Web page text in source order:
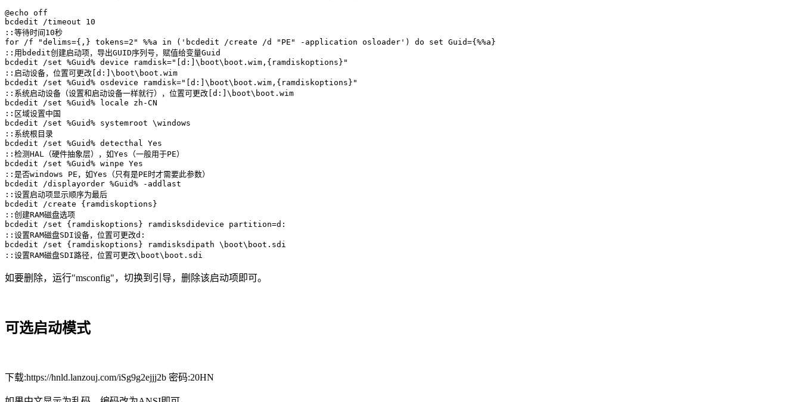
@echo off
bcdedit /timeout 10
::等待时间10秒
for /f "delims={,} tokens=2" %%a in ('bcdedit /create /d "PE" -application osloader') do set Guid={%%a}
::用bdedit创建启动项，导出GUID序列号，赋值给变量Guid
bcdedit /set %Guid% device ramdisk="[d:]\boot\boot.wim,{ramdiskoptions}"
::启动设备，位置可更改[d:]\boot\boot.wim
bcdedit /set %Guid% osdevice ramdisk="[d:]\boot\boot.wim,{ramdiskoptions}"
::系统启动设备（设置和启动设备一样就行），位置可更改[d:]\boot\boot.wim
bcdedit /set %Guid% locale zh-CN
::区域设置中国
bcdedit /set %Guid% systemroot \windows
::系统根目录
bcdedit /set %Guid% detecthal Yes
::检测HAL（硬件抽象层），如Yes（一般用于PE）
bcdedit /set %Guid% winpe Yes
::是否windows PE，如Yes（只有是PE时才需要此参数）
bcdedit /displayorder %Guid% -addlast
::设置启动项显示顺序为最后
bcdedit /create {ramdiskoptions}
::创建RAM磁盘选项
bcdedit /set {ramdiskoptions} ramdisksdidevice partition=d:
::设置RAM磁盘SDI设备，位置可更改d:
bcdedit /set {ramdiskoptions} ramdisksdipath \boot\boot.sdi
::设置RAM磁盘SDI路径，位置可更改\boot\boot.sdi
如要删除，运行"msconfig"，切换到引导，删除该启动项即可。
可选启动模式
下载:https://hnld.lanzouj.com/iSg9g2ejjj2b 密码:20HN